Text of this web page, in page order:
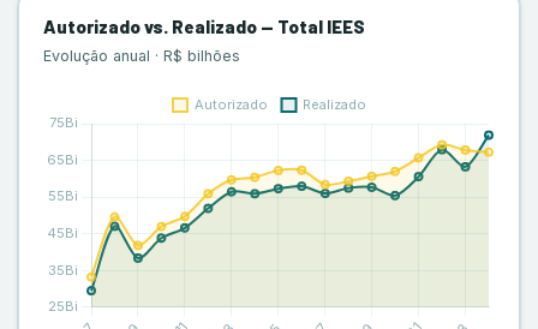
Autorizado vs. Realizado — Total IEES
Evolução anual · R$ bilhões